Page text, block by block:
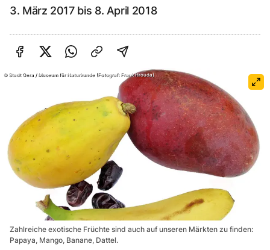
3. März 2017 bis 8. April 2018
Auf Twitter teilen
Per Link teilen
shareViaEmail
© Stadt Gera / Museum für Naturkunde (Fotograf: Frank Hrouda)
Zahlreiche exotische Früchte sind auch auf unseren Märkten zu finden:
Papaya, Mango, Banane, Dattel.